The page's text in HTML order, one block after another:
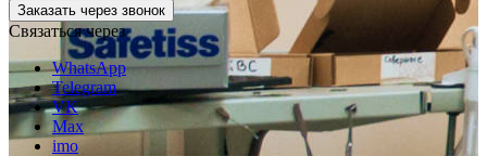
Заказать через звонок
Связаться через
WhatsApp
Telegram
VK
Max
imo